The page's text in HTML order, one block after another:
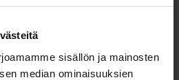
sisällön ja mainosten
median ominaisuuksien